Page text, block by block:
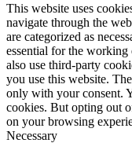
This website uses
navigate through the
are categorized as
essential for the
also use third-party
you use this website.
only with your consent.
cookies. But opting out
on your browsing
Necessary